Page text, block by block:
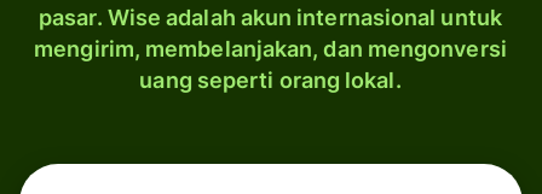
pasar. Wise adalah akun internasional untuk
mengirim, membelanjakan, dan mengonversi
uang seperti orang lokal.